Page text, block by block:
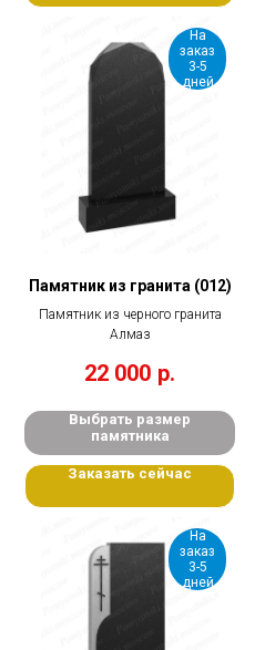
На
заказ
3-5
дней
Памятник из гранита (012)
Памятник из черного гранита
Алмаз
22 000 р.
Выбрать размер
памятника
Заказать сейчас
На
заказ
3-5
дней